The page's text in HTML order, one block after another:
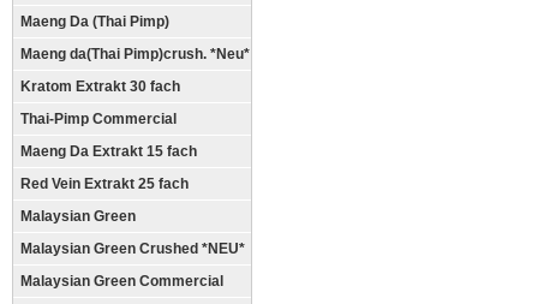
Maeng Da (Thai Pimp)
Maeng da(Thai Pimp)crush. *Neu*
Kratom Extrakt 30 fach
Thai-Pimp Commercial
Maeng Da Extrakt 15 fach
Red Vein Extrakt 25 fach
Malaysian Green
Malaysian Green Crushed *NEU*
Malaysian Green Commercial